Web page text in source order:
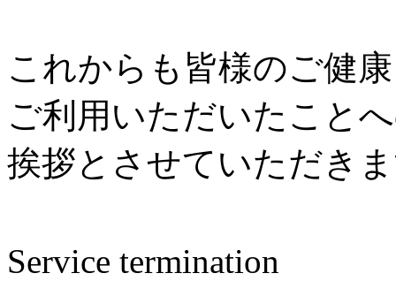
これからも皆様のご健
ご利用いただいたこと
挨拶とさせていただき
Service termination